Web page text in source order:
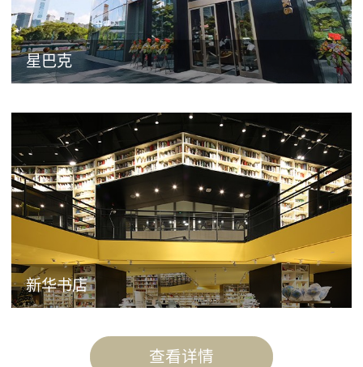
星巴克
新华书店
查看详情